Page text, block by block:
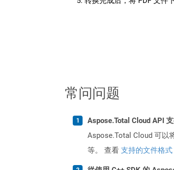
常问问题
Aspose.Total Cloud API
Aspose.Total Cloud 可以
等。 查看 支持的文件格式